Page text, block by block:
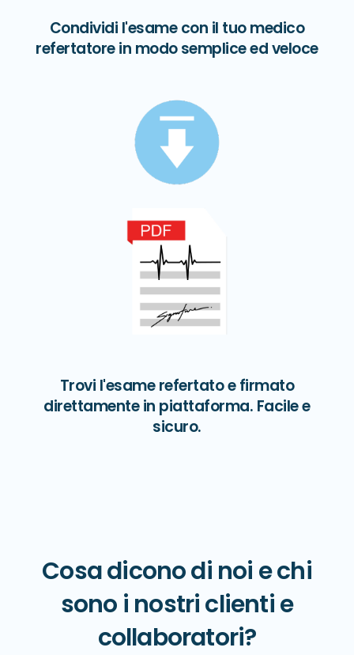
Condividi l'esame con il tuo medico
refertatore in modo semplice ed veloce
Trovi l'esame refertato e firmato
direttamente in piattaforma. Facile e
sicuro.
Cosa dicono di noi e chi
sono i nostri clienti e
collaboratori?